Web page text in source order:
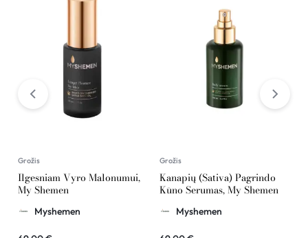
Grožis
Ilgesniam Vyro Malonumui,
My Shemen
Myshemen
Grožis
Kanapių (Sativa) Pagrindo
Kūno Serumas, My Shemen
Myshemen